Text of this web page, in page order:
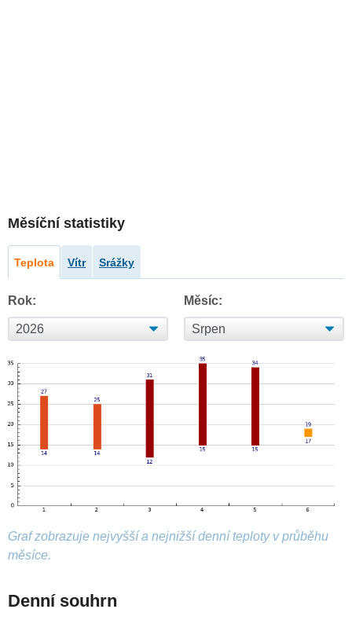
Měsíční statistiky
Teplota Vítr Srážky
Rok: Měsíc:
Graf zobrazuje nejvyšší a nejnižší denní teploty v průběhu
měsíce.
Denní souhrn